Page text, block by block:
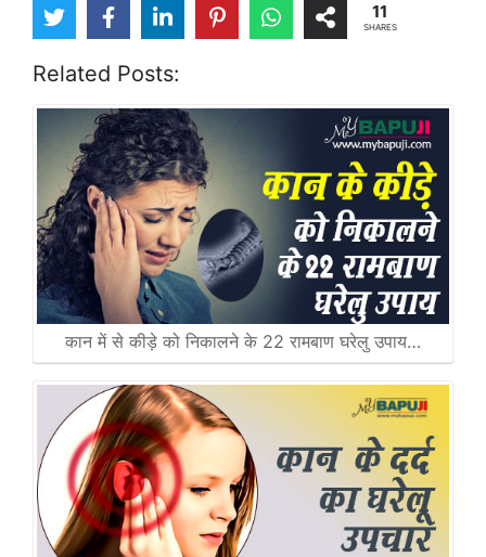
11
SHARES
Related Posts:
कान में से कीड़े को निकालने के 22 रामबाण घरेलु उपाय…